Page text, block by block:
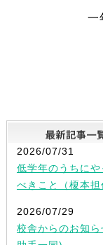
一
2026/07/31
低学年のうちにや
べきこと（榎本担
2026/07/29
校舎からのお知